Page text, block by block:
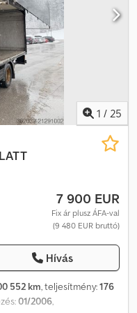
1 / 25
7 900 EUR
Fix ár plusz ÁFA-val
(9 480 EUR bruttó)
Hívás
552 km, teljesítmény:176
01/2006,